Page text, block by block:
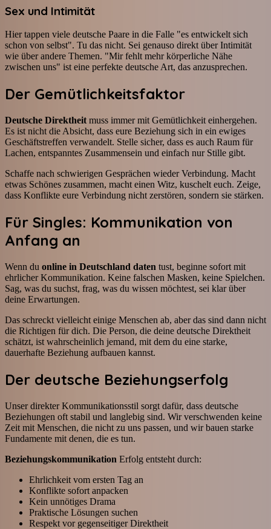
Sex und Intimität
Hier tappen viele deutsche Paare in die Falle "es entwickelt sich
schon von selbst". Tu das nicht. Sei genauso direkt über Intimität
wie über andere Themen. "Mir fehlt mehr körperliche Nähe
zwischen uns" ist eine perfekte deutsche Art, das anzusprechen.
Der Gemütlichkeitsfaktor
Deutsche Direktheit muss immer mit Gemütlichkeit einhergehen.
Es ist nicht die Absicht, dass eure Beziehung sich in ein ewiges
Geschäftstreffen verwandelt. Stelle sicher, dass es auch Raum für
Lachen, entspanntes Zusammensein und einfach nur Stille gibt.
Schaffe nach schwierigen Gesprächen wieder Verbindung. Macht
etwas Schönes zusammen, macht einen Witz, kuschelt euch. Zeige,
dass Konflikte eure Verbindung nicht zerstören, sondern sie stärken.
Für Singles: Kommunikation von
Anfang an
Wenn du online in Deutschland daten tust, beginne sofort mit
ehrlicher Kommunikation. Keine falschen Masken, keine Spielchen.
Sag, was du suchst, frag, was du wissen möchtest, sei klar über
deine Erwartungen.
Das schreckt vielleicht einige Menschen ab, aber das sind dann nicht
die Richtigen für dich. Die Person, die deine deutsche Direktheit
schätzt, ist wahrscheinlich jemand, mit dem du eine starke,
dauerhafte Beziehung aufbauen kannst.
Der deutsche Beziehungserfolg
Unser direkter Kommunikationsstil sorgt dafür, dass deutsche
Beziehungen oft stabil und langlebig sind. Wir verschwenden keine
Zeit mit Menschen, die nicht zu uns passen, und wir bauen starke
Fundamente mit denen, die es tun.
Beziehungskommunikation Erfolg entsteht durch:
Ehrlichkeit vom ersten Tag an
Konflikte sofort anpacken
Kein unnötiges Drama
Praktische Lösungen suchen
Respekt vor gegenseitiger Direktheit